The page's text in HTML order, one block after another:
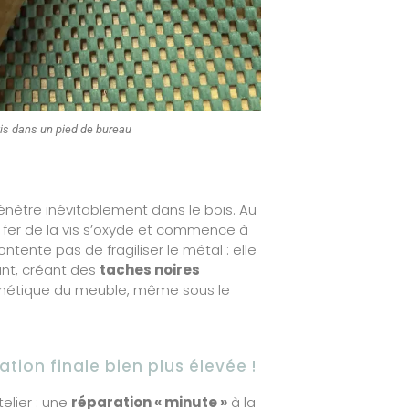
dans un pied de bureau
inévitablement dans le bois. Au
de la vis s’oxyde et commence à
pas de fragiliser le métal : elle
créant des taches noires
du meuble, même sous le
finale bien plus élevée !
: une réparation « minute » à la